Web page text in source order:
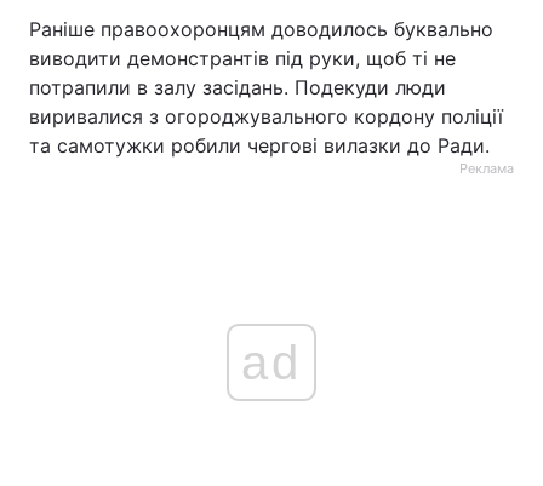
Раніше правоохоронцям доводилось буквально
виводити демонстрантів під руки, щоб ті не
потрапили в залу засідань. Подекуди люди
виривалися з огороджувального кордону поліції
та самотужки робили чергові вилазки до Ради.
Реклама
ad